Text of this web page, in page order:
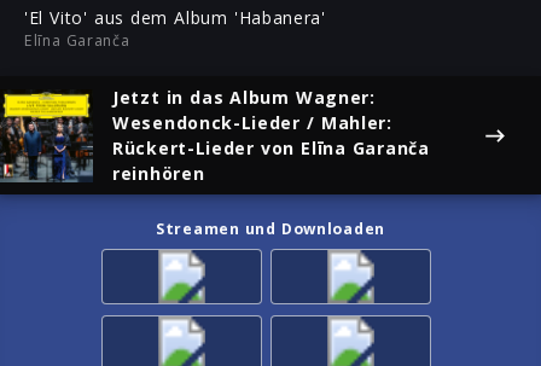
'El Vito' aus dem Album 'Habanera'
Elīna Garanča
Jetzt in das Album Wagner:
Wesendonck-Lieder / Mahler:
Rückert-Lieder von Elīna Garanča
reinhören
Streamen und Downloaden